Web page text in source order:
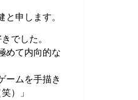
申します。
でした。
めて内向的な
ームを手描き
）」